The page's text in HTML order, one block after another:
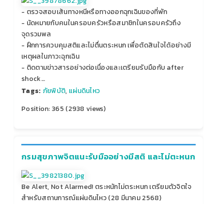
- ตรวจสอบเส้นทางหนีหรือทางออกฉุกเฉินของที่พัก
- นัดหมายกับคนในครอบครัวหรือสมาชิกในครอบครัวถึง
จุดรวมพล
- ฝึกการควบคุมสติและไม่ตื่นตระหนก เพื่อตัดสินใจได้อย่างมี
เหตุผลในภาวะฉุกเฉิน
- ติดตามข่าวสารอย่างต่อเนื่องและเตรียมรับมือกับ after
shock…
Tags: ภัยพิบัติ, แผ่นดินไหว
Position:365 (2938 views)
กรมสุขภาพจิตแนะรับมืออย่างมีสติ และไม่ตะหนก
Be Alert, Not Alarmed! ตระหนักไม่ตระหนก เตรียมตัวจิตใจ
สำหรับสถานการณ์แผ่นดินไหว (28 มีนาคม 2568)